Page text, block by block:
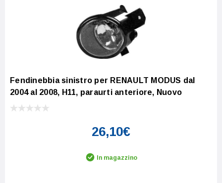
Fendinebbia sinistro per RENAULT MODUS dal
2004 al 2008, H11, paraurti anteriore, Nuovo
26,10€
In magazzino